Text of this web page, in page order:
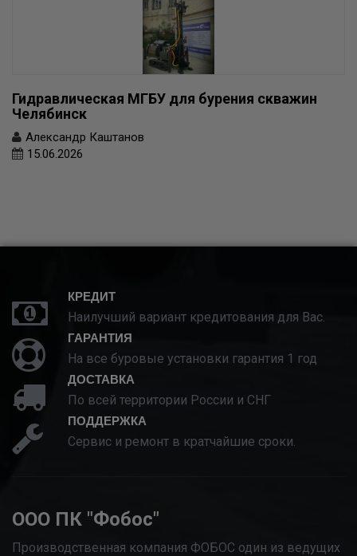
Гидравлическая МГБУ для бурения скважин
Челябинск
Александр Каштанов
15.06.2026
КРЕДИТ
Наилучший вариант кредитования для Вас.
ГАРАНТИЯ
На все буровые установки гарантия 1 год
ДОСТАВКА
По всей территории России и СНГ
ПОДДЕРЖКА
Сервис и ремонт в кратчайшие сроки.
ООО ПК "Фобос"
Производственная компания ФОБОС один из ведущих